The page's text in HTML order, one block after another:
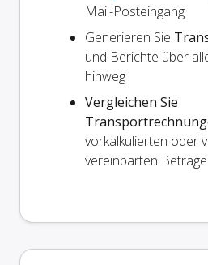
Mail-Posteingang
Generieren Sie
und Berichte über
hinweg
Vergleichen Sie
vorkalkulierten oder
vereinbarten